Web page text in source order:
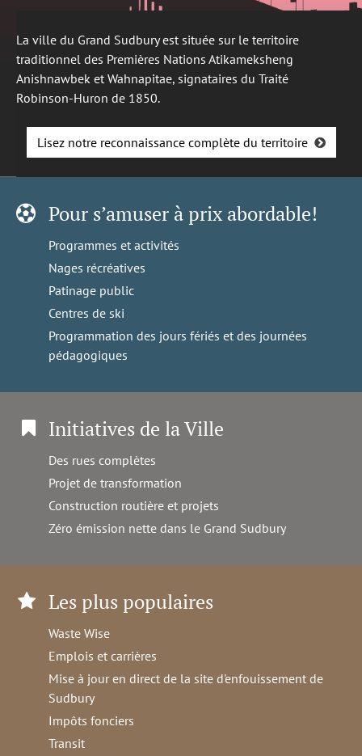
La ville du Grand Sudbury est située sur le territoire
traditionnel des Premières Nations Atikameksheng
Anishnawbek et Wahnapitae, signataires du Traité
Robinson-Huron de 1850.
Lisez notre reconnaissance complète du territoire
Pour s’amuser à prix abordable!
Programmes et activités
Nages récréatives
Patinage public
Centres de ski
Programmation des jours fériés et des journées
pédagogiques
Initiatives de la Ville
Des rues complètes
Projet de transformation
Construction routière et projets
Zéro émission nette dans le Grand Sudbury
Les plus populaires
Waste Wise
Emplois et carrières
Mise à jour en direct de la site d'enfouissement de
Sudbury
Impôts fonciers
Transit